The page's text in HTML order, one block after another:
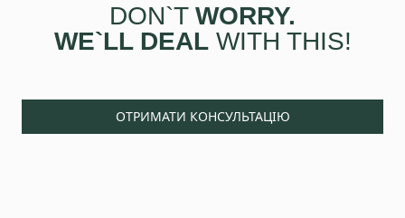
DON`T WORRY.
WE`LL DEALWITH THIS!
ОТРИМАТИ КОНСУЛЬТАЦІЮ
+38 050 976 25 47